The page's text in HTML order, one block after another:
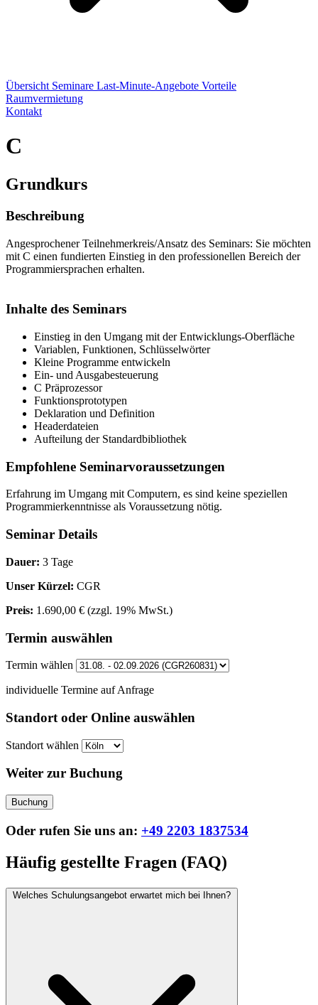
Übersicht Seminare Last-Minute-Angebote Vorteile
Raumvermietung
Kontakt
C
Grundkurs
Beschreibung
Angesprochener Teilnehmerkreis/Ansatz des Seminars: Sie möchten
mit C einen fundierten Einstieg in den professionellen Bereich der
Programmiersprachen erhalten.
Inhalte des Seminars
Einstieg in den Umgang mit der Entwicklungs-Oberfläche
Variablen, Funktionen, Schlüsselwörter
Kleine Programme entwickeln
Ein- und Ausgabesteuerung
C Präprozessor
Funktionsprototypen
Deklaration und Definition
Headerdateien
Aufteilung der Standardbibliothek
Empfohlene Seminarvoraussetzungen
Erfahrung im Umgang mit Computern, es sind keine speziellen
Programmierkenntnisse als Voraussetzung nötig.
Seminar Details
Dauer: 3 Tage
Unser Kürzel: CGR
Preis: 1.690,00 € (zzgl. 19% MwSt.)
Termin auswählen
Termin wählen
individuelle Termine auf Anfrage
Standort oder Online auswählen
Standort wählen
Weiter zur Buchung
Buchung
Oder rufen Sie uns an: +49 2203 1837534
Häufig gestellte Fragen (FAQ)
Welches Schulungsangebot erwartet mich bei Ihnen?